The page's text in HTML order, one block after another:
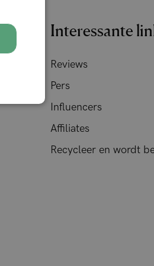
Interessante
Reviews
Pers
Influencers
Affiliates
Recycleer en wordt